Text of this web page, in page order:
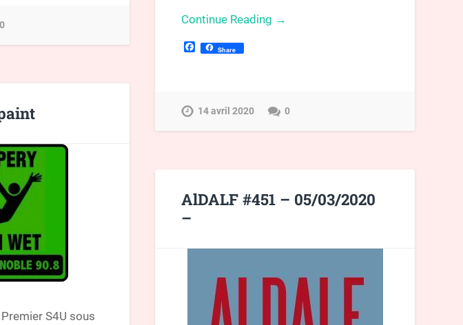
0 Continue Reading →
Facebook
Share
14 avril 2020 0
S4U sous
AlDALF #451 – 05/03/2020
–